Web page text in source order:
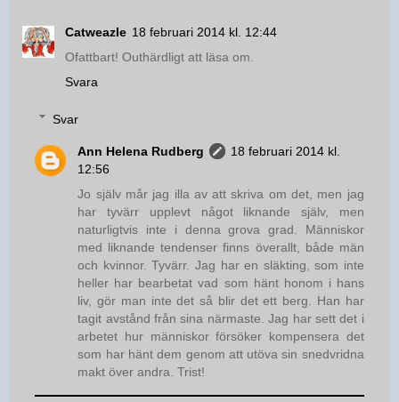
Catweazle 18 februari 2014 kl. 12:44
Ofattbart! Outhärdligt att läsa om.
Svara
Svar
Ann Helena Rudberg
18 februari 2014 kl.
12:56
Jo själv mår jag illa av att skriva om det, men jag
har tyvärr upplevt något liknande själv, men
naturligtvis inte i denna grova grad. Människor
med liknande tendenser finns överallt, både män
och kvinnor. Tyvärr. Jag har en släkting, som inte
heller har bearbetat vad som hänt honom i hans
liv, gör man inte det så blir det ett berg. Han har
tagit avstånd från sina närmaste. Jag har sett det i
arbetet hur människor försöker kompensera det
som har hänt dem genom att utöva sin snedvridna
makt över andra. Trist!